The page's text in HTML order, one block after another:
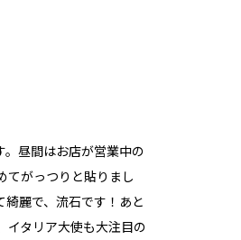
昼間はお店が営業中の
てがっつりと貼りまし
麗で、流石です！あと
イタリア大使も大注目の